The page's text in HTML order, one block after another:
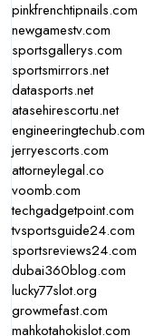
pinkfrenchtipnails.com
newgamestv.com
sportsgallerys.com
sportsmirrors.net
datasports.net
atasehirescortu.net
engineeringtechub.com
jerryescorts.com
attorneylegal.co
voomb.com
techgadgetpoint.com
tvsportsguide24.com
sportsreviews24.com
dubai360blog.com
lucky77slot.org
growmefast.com
mahkotahokislot.com